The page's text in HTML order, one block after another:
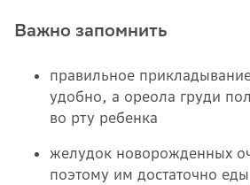
Важно запомнить
правильное
удобно, а ореола груди
во рту ребенка
желудок новорожденных
поэтому им достаточно